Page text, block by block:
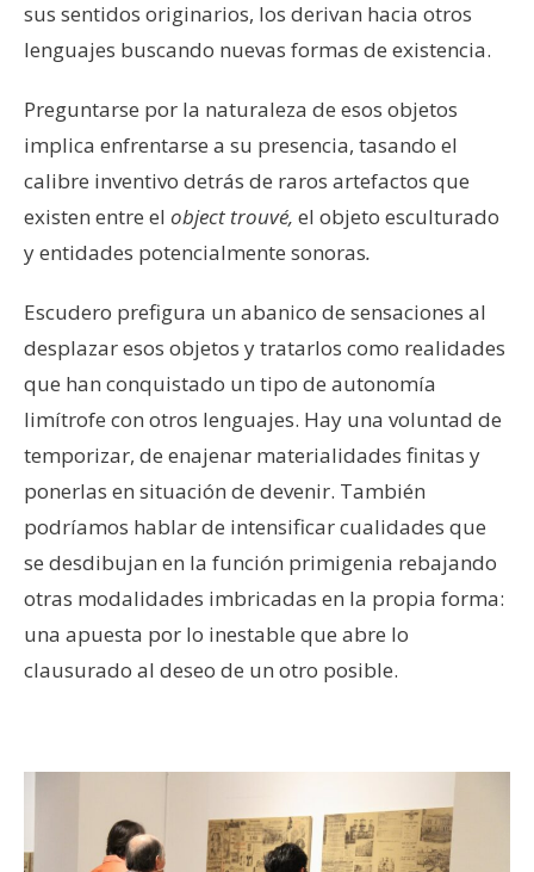
sus sentidos originarios, los derivan hacia otros
lenguajes buscando nuevas formas de existencia.
Preguntarse por la naturaleza de esos objetos
implica enfrentarse a su presencia, tasando el
calibre inventivo detrás de raros artefactos que
existen entre el object trouvé, el objeto esculturado
y entidades potencialmente sonoras.
Escudero prefigura un abanico de sensaciones al
desplazar esos objetos y tratarlos como realidades
que han conquistado un tipo de autonomía
limítrofe con otros lenguajes. Hay una voluntad de
temporizar, de enajenar materialidades finitas y
ponerlas en situación de devenir. También
podríamos hablar de intensificar cualidades que
se desdibujan en la función primigenia rebajando
otras modalidades imbricadas en la propia forma:
una apuesta por lo inestable que abre lo
clausurado al deseo de un otro posible.